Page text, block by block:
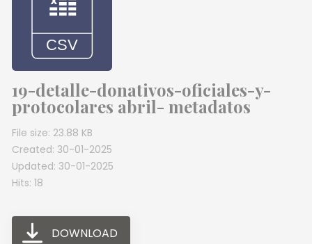
19-detalle-donativos-oficiales-y-
protocolares abril- metadatos
File size: 23.88 KB
Created: 30-01-2025
Updated: 30-01-2025
Hits: 18
DOWNLOAD